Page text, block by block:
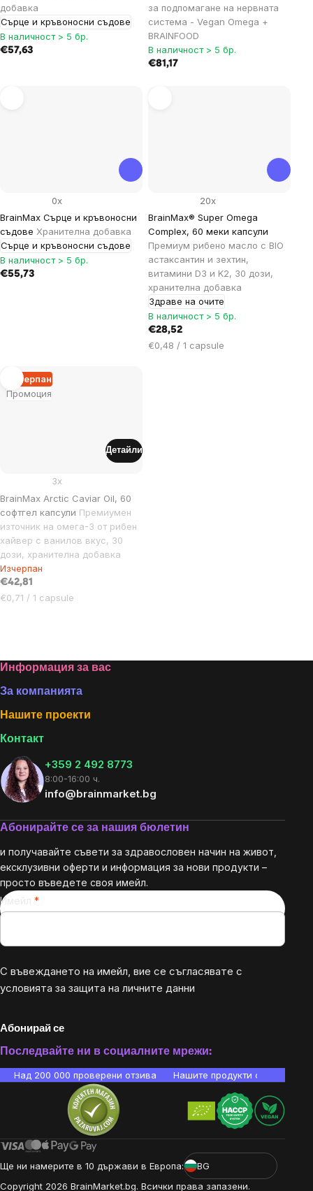
добавка
Сърце и кръвоносни съдове
В наличност > 5 бр.
€57,63
за подпомагане на нервната
система - Vegan Omega +
BRAINFOOD
В наличност > 5 бр.
€81,17
BrainMax Сърце и кръвоносни
съдове Хранителна добавка
Сърце и кръвоносни съдове
0x
В наличност > 5 бр.
€55,73
BrainMax® Super Omega
Complex, 60 меки капсули
Премиум рибено масло с BIO
астаксантин и зехтин,
витамини D3 и K2, 30 дози,
хранителна добавка
Здраве на очите
20x
В наличност > 5 бр.
€28,52
Цена
€0,48 / 1 capsule
Промоция
Изчерпан
BrainMax Arctic Caviar Oil, 60
софтгел капсули Премиумен
източник на омега-3 от рибен
хайвер с ванилов вкус, 30
дози, хранителна добавка
3x
Изчерпан
€42,81
Цена
€0,71 / 1 capsule
Детайли
controls
Footer
Информация за вас
За компанията
Нашите проекти
Контакт
+359 2 492 8773
8:00-16:00 ч.
info@brainmarket.bg
Абонирайте се за нашия бюлетин
и получавайте съвети за здравословен начин на живот,
ексклузивни оферти и информация за нови продукти –
просто въведете своя имейл.
Имейл
С въвеждането на имейл, вие се съгласявате с
условията за защита на личните данни
Абонирай се
Последвайте ни в социалните мрежи:
Над 200 000 проверени отзива Нашите продукти са
Ще ни намерите в 10 държави в Европа:
BG
Copyright 2026 BrainMarket.bg. Всички права запазени.